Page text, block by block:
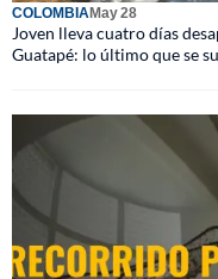
COLOMBIAMay 28
Joven lleva cuatro días
Guatapé: lo último que se